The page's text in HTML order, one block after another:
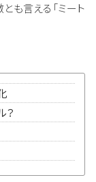
も言える「ミート
？